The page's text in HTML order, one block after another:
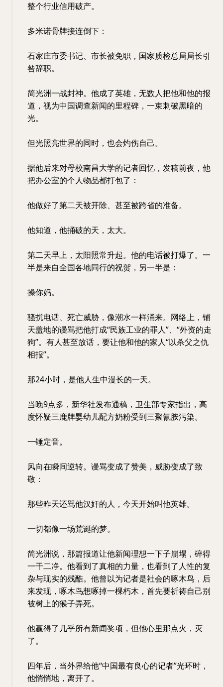
整个行业信用破产。
多米诺骨牌接连倒下：
石家庄市委书记、市长被免职，国家质检总局局长引
咎辞职。
简光洲一战封神。他成了英雄，无数人把他和他的报
道，视为中国调查新闻的里程碑，一束刺破黑暗的
光。
但光照亮世界的同时，也会灼伤自己。
据他后来对母校南昌大学的记者回忆，发稿前夜，他
把办公室的个人物品都打包了：
他做好了第二天被开除、甚至被跨省的准备。
他知道，他捅破的天，太大。
第二天早上，太阳照常升起。他的电话被打爆了。一
半是来自全国各地同行的祝贺，另一半是：
操你妈。
骚扰电话、死亡威胁，像潮水一样涌来。网络上，铺
天盖地的谩骂把他打成“民族工业的罪人”、“外资的走
狗”。有人甚至放话，要让他和他的家人“以杀父之仇
相报”。
那24小时，是他人生中漫长的一天。
当晚9点多，新华社发布通稿，卫生部专家指出，高
度怀疑三鹿牌婴幼儿配方奶粉受到三聚氰胺污染。
一锤定音。
风向在瞬间逆转。谩骂变成了赞美，威胁变成了致
敬：
那些昨天还骂他汉奸的人，今天开始叫他英雄。
一切都像一场荒诞的梦。
简光洲说，那篇报道让他新闻理想一下子崩塌，碎得
一干二净。他看到了真相的力量，也看到了人性的复
杂与现实的残酷。他曾以为记者是社会的啄木鸟，后
来发现，啄木鸟想啄掉一棵朽木，首先要祈祷自己别
被树上的猴子弄死。
他赢得了几乎所有新闻奖项，但他心里那点火，灭
了。
四年后，当外界给他“中国最有良心的记者”光环时，
他悄悄地，离开了。